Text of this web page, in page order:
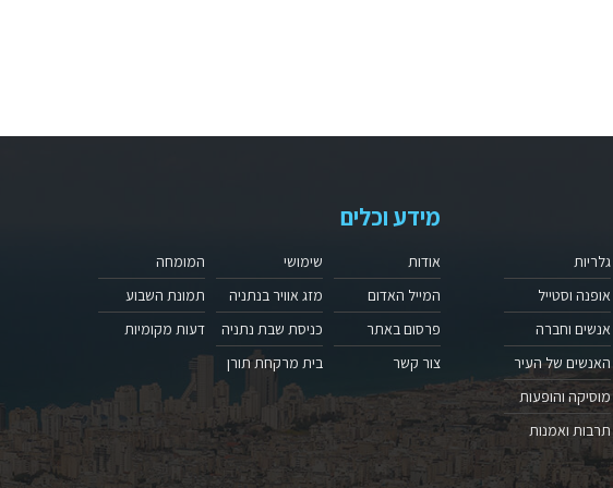
גלריות
אופנה וסטייל
אנשים וחברה
האנשים של העיר
מוסיקה והופעות
תרבות ואמנות
מידע וכלים
אודות
המייל האדום
פרסום באתר
צור קשר
שימושי
מזג אוויר בנתניה
כניסת שבת נתניה
בית מרקחת תורן
המומחה
תמונת השבוע
דעות מקומיות